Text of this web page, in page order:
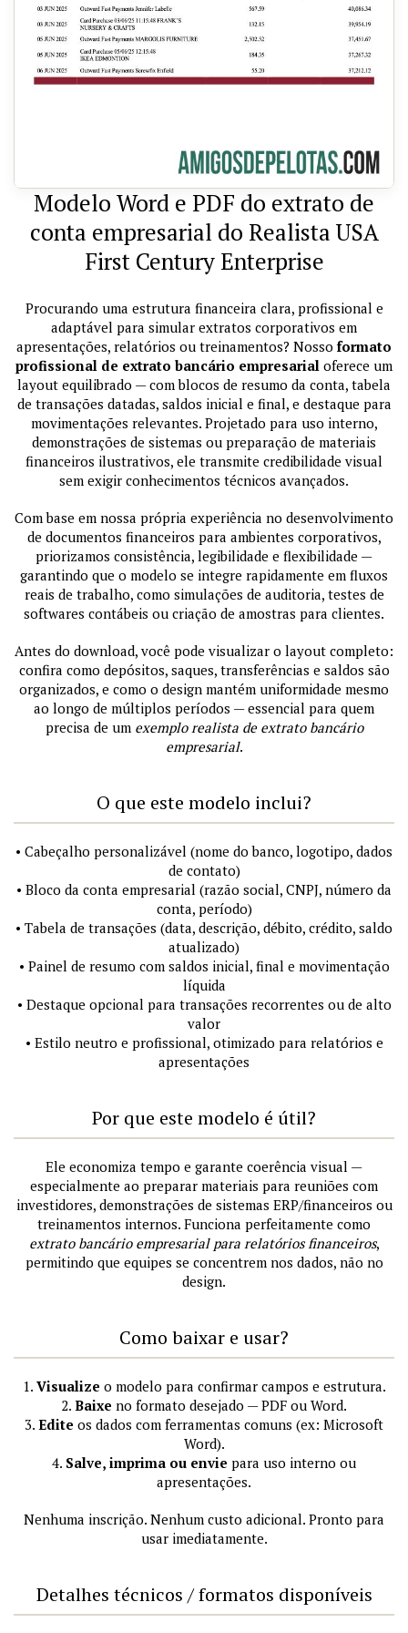
Modelo Word e PDF do extrato de
conta empresarial do Realista USA
First Century Enterprise
Procurando uma estrutura financeira clara, profissional e
adaptável para simular extratos corporativos em
apresentações, relatórios ou treinamentos? Nosso formato
profissional de extrato bancário empresarial oferece um
layout equilibrado — com blocos de resumo da conta, tabela
de transações datadas, saldos inicial e final, e destaque para
movimentações relevantes. Projetado para uso interno,
demonstrações de sistemas ou preparação de materiais
financeiros ilustrativos, ele transmite credibilidade visual
sem exigir conhecimentos técnicos avançados.
Com base em nossa própria experiência no desenvolvimento
de documentos financeiros para ambientes corporativos,
priorizamos consistência, legibilidade e flexibilidade —
garantindo que o modelo se integre rapidamente em fluxos
reais de trabalho, como simulações de auditoria, testes de
softwares contábeis ou criação de amostras para clientes.
Antes do download, você pode visualizar o layout completo:
confira como depósitos, saques, transferências e saldos são
organizados, e como o design mantém uniformidade mesmo
ao longo de múltiplos períodos — essencial para quem
precisa de um exemplo realista de extrato bancário
empresarial.
O que este modelo inclui?
• Cabeçalho personalizável (nome do banco, logotipo, dados
de contato)
• Bloco da conta empresarial (razão social, CNPJ, número da
conta, período)
• Tabela de transações (data, descrição, débito, crédito, saldo
atualizado)
• Painel de resumo com saldos inicial, final e movimentação
líquida
• Destaque opcional para transações recorrentes ou de alto
valor
• Estilo neutro e profissional, otimizado para relatórios e
apresentações
Por que este modelo é útil?
Ele economiza tempo e garante coerência visual —
especialmente ao preparar materiais para reuniões com
investidores, demonstrações de sistemas ERP/financeiros ou
treinamentos internos. Funciona perfeitamente como
extrato bancário empresarial para relatórios financeiros,
permitindo que equipes se concentrem nos dados, não no
design.
Como baixar e usar?
1. Visualize o modelo para confirmar campos e estrutura.
2. Baixe no formato desejado — PDF ou Word.
3. Edite os dados com ferramentas comuns (ex: Microsoft
Word).
4. Salve, imprima ou envie para uso interno ou
apresentações.
Nenhuma inscrição. Nenhum custo adicional. Pronto para
usar imediatamente.
Detalhes técnicos / formatos disponíveis